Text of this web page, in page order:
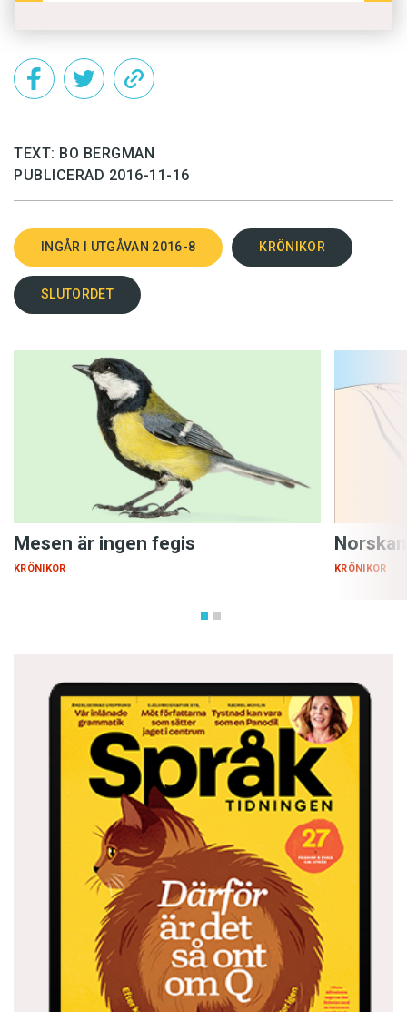
TEXT: BO BERGMAN
PUBLICERAD 2016-11-16
INGÅR I UTGÅVAN 2016-8 KRÖNIKOR
SLUTORDET
Mesen är ingen fegis
KRÖNIKOR KRÖNIKOR